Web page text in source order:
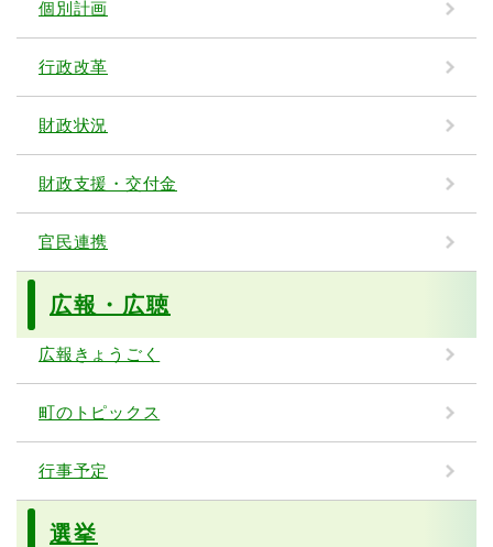
個別計画
行政改革
財政状況
財政支援・交付金
官民連携
広報・広聴
広報きょうごく
町のトピックス
行事予定
選挙